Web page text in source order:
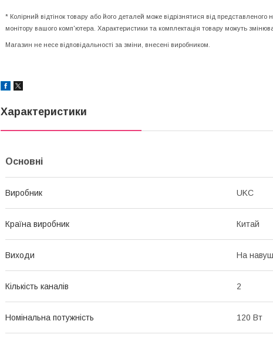
* Колірний відтінок товару або його деталей може відрізнятися від
монітору вашого комп'ютера. Характеристики та комплектація товару можуть
Магазин не несе відповідальності за зміни, внесені виробником.
Характеристики
Основні
Виробник UKC
Країна виробник Китай
Виходи На
Кількість каналів 2
Номінальна потужність 120 Вт